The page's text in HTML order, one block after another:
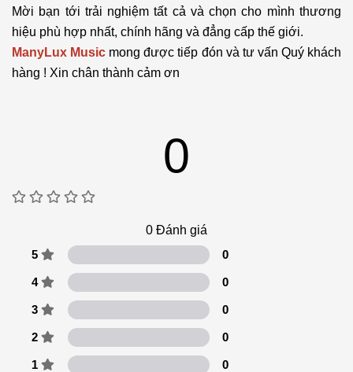
Mời bạn tới trải nghiệm tất cả và chọn cho mình thương
hiệu phù hợp nhất, chính hãng và đẳng cấp thế giới.
ManyLux Music mong được tiếp đón và tư vấn Quý khách
hàng ! Xin chân thành cảm ơn
0
0 Đánh giá
5
0
4 0
3 0
2 0
1 0